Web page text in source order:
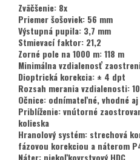
Zväčšenie: 8x
Priemer šošoviek: 56 mm
Výstupná pupila: 3,7 mm
Stmievací faktor: 21,2
Zorné pole na 1000 m: 118 m
Minimálna vzdialenosť
Dioptrická korekcia: ± 4 dpt
Rozsah merania vzdialenosti:
Očnice: odnímateľné, vhodné
Priblíženie: vnútorné
kolieska
Hranolový systém: strechová
fázovou korekciou a náterom
Náter: niekoľkovrstvový HDC